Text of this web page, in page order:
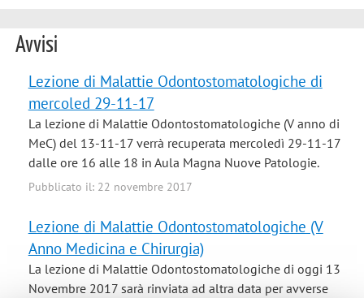
Avvisi
Lezione di Malattie Odontostomatologiche di
mercoled 29-11-17
La lezione di Malattie Odontostomatologiche (V anno di
MeC) del 13-11-17 verrà recuperata mercoledì 29-11-17
dalle ore 16 alle 18 in Aula Magna Nuove Patologie.
Pubblicato il: 22 novembre 2017
Lezione di Malattie Odontostomatologiche (V
Anno Medicina e Chirurgia)
La lezione di Malattie Odontostomatologiche di oggi 13
Novembre 2017 sarà rinviata ad altra data per avverse